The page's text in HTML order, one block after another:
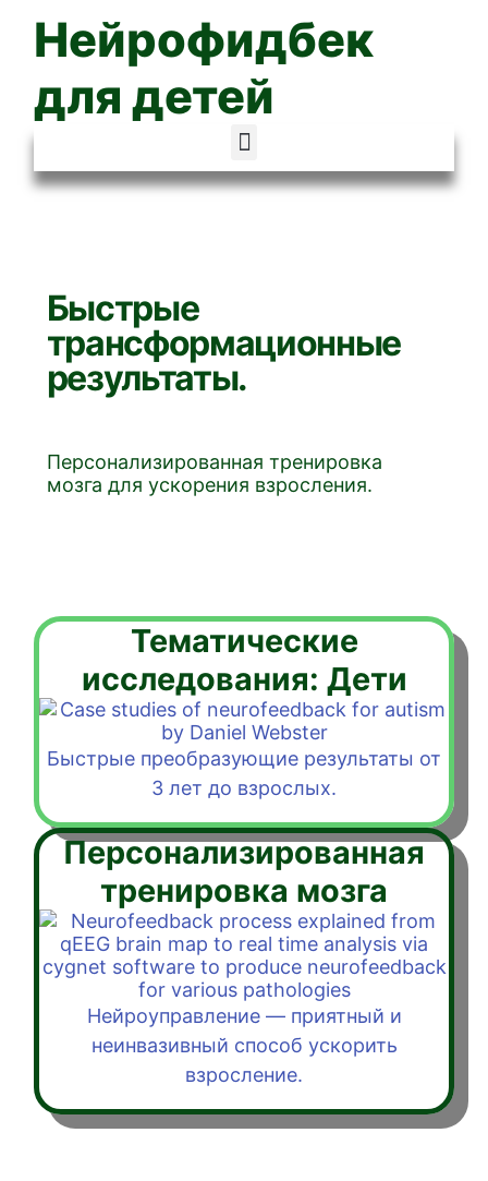
Нейрофидбек
для детей
Быстрые
трансформационные
результаты.
Персонализированная тренировка
мозга для ускорения взросления.
Тематические
исследования: Дети
Быстрые преобразующие результаты от
3 лет до взрослых.
Персонализированная
тренировка мозга
Нейроуправление — приятный и
неинвазивный способ ускорить
взросление.